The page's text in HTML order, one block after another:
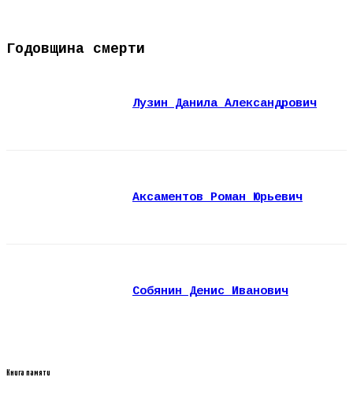
Годовщина смерти
Лузин Данила Александрович
Аксаментов Роман Юрьевич
Собянин Денис Иванович
Книга памяти